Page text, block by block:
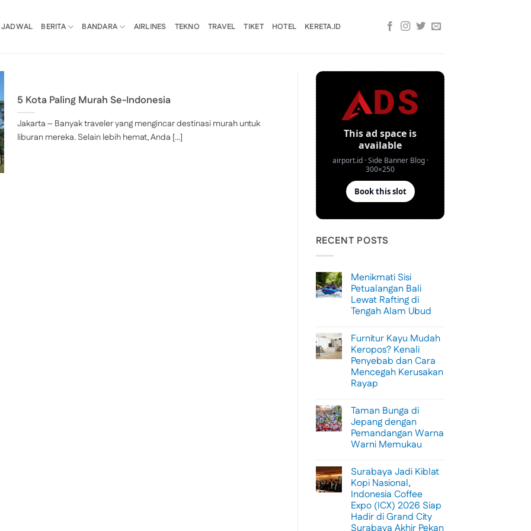
JADWAL BERITA BANDARA AIRLINES TEKNO TRAVEL TIKET HOTEL KERETA.ID
5 Kota Paling Murah Se-Indonesia
Jakarta – Banyak traveler yang mengincar destinasi murah untuk
liburan mereka. Selain lebih hemat, Anda [...]
RECENT POSTS
Menikmati Sisi
Petualangan Bali
Lewat Rafting di
Tengah Alam Ubud
on
Menikmati
Sisi
Petualangan
Bali
Lewat
Rafting
Alam
Ubud
Furnitur Kayu Mudah
Keropos? Kenali
Penyebab dan Cara
Mencegah Kerusakan
Rayap
on
Furnitur
Kayu
Mudah
Keropos?
Kenali
Cara
Mencegah
Kerusakan
Rayap
Taman Bunga di
Jepang dengan
Pemandangan Warna
Warni Memukau
on
Taman
Bunga
di
Jepang
dengan
Pemandangan
Warna
Surabaya Jadi Kiblat
Kopi Nasional,
Indonesia Coffee
Expo (ICX) 2026 Siap
Hadir di Grand City
Surabaya Akhir Pekan